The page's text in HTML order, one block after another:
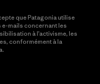
que Patagonia utilise
e-mails concernant les
à l’activisme, les
conformément à la